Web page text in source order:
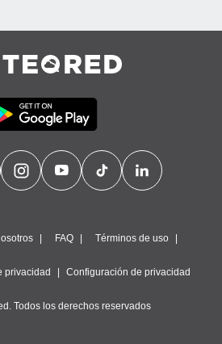
FAQ Términos de uso
privacidad Configuración de privacidad
Todos los derechos reservados